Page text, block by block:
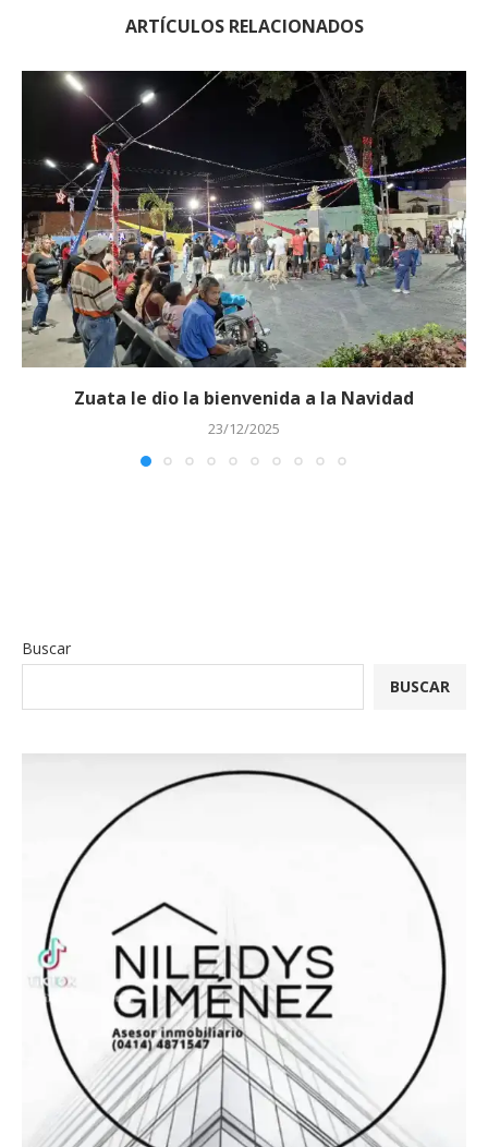
ARTÍCULOS RELACIONADOS
Zuata le dio la bienvenida a la Navidad
23/12/2025
Buscar
BUSCAR